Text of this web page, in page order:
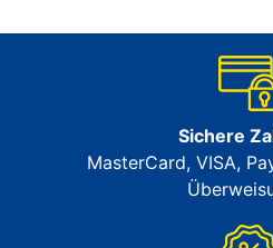
Sichere
MasterCard, VISA,